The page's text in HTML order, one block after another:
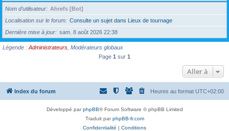
Nom d’utilisateur
Ahrefs [Bot]
Localisation sur le forum
Consulte un sujet dans Lieux de tournage
Dernière mise à jour
sam. 8 août 2026 22:38
Légende : Administrateurs Modérateurs globaux
Page 1 sur 1
Aller à
Index du forum Heures au format UTC+02:00
Développé parphpBB® Forum Software © phpBB Limited
Traduit parphpBB-fr.com
Confidentialité | Conditions